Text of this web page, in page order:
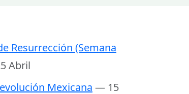
Resurrección (Semana
Abril
Mexicana — 15